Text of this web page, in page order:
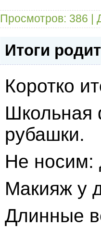
Просмотров: 386 |
Итоги
Коротко
Школьная
рубашки.
Не носим:
Макияж у
Длинные